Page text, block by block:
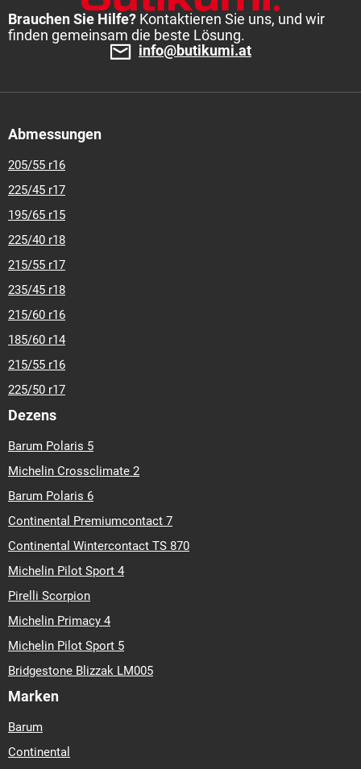
Brauchen Sie Hilfe? Kontaktieren Sie uns, und wir
finden gemeinsam die beste Lösung.
info@butikumi.at
Abmessungen
205/55 r16
225/45 r17
195/65 r15
225/40 r18
215/55 r17
235/45 r18
215/60 r16
185/60 r14
215/55 r16
225/50 r17
Dezens
Barum Polaris 5
Michelin Crossclimate 2
Barum Polaris 6
Continental Premiumcontact 7
Continental Wintercontact TS 870
Michelin Pilot Sport 4
Pirelli Scorpion
Michelin Primacy 4
Michelin Pilot Sport 5
Bridgestone Blizzak LM005
Marken
Barum
Continental